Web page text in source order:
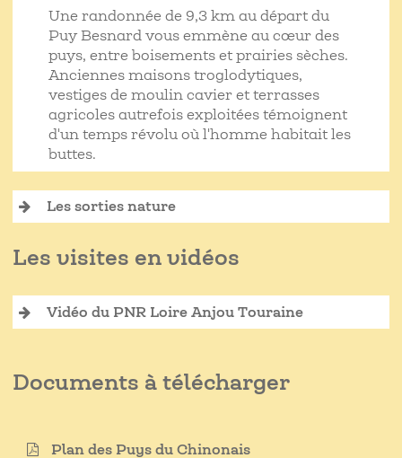
Une randonnée de 9,3 km au départ du
Puy Besnard vous emmène au cœur des
puys, entre boisements et prairies sèches.
Anciennes maisons troglodytiques,
vestiges de moulin cavier et terrasses
agricoles autrefois exploitées témoignent
d'un temps révolu où l'homme habitait les
buttes.
Les sorties nature
Les visites en vidéos
Vidéo du PNR Loire Anjou Touraine
Documents à télécharger
Plan des Puys du Chinonais